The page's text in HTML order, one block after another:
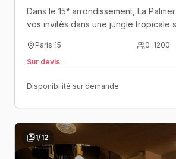
Dans le 15ᵉ arrondissement, La
vos invités dans une jungle tropicale
de Paris..
Paris 15 0–1200
Sur devis
Disponibilité sur demande
1/12